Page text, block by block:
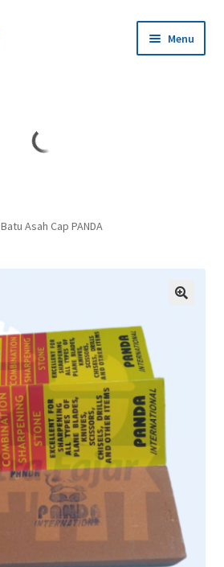
Menu
Batu Asah Cap PANDA